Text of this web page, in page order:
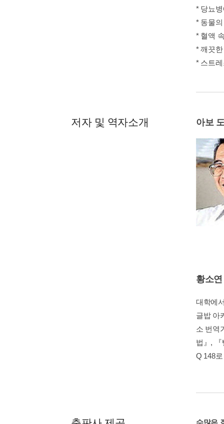
* 당뇨
* 동물
* 혈액
* 깨끗
* 스트
저자 및 역자소개 아보
황소연
대학에
글밥 아
소 번역
법』,
Q 148
수많은